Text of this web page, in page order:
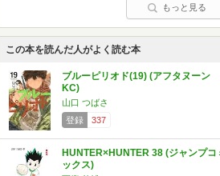
もっと見る
この本を読んだ人がよく読む本
ブルーピリオド(19) (アフタヌーン
KC)
山口 つばさ
登録
337
HUNTER×HUNTER 38 (ジャンプコ
ックス)